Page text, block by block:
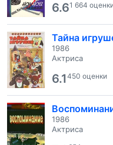
6.61 664
Тайна
1986
Актриса
6.1450 оценки
1986
Актриса